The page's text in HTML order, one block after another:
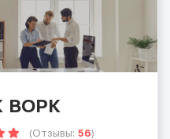
ВОРК
(Отзывы: 56)